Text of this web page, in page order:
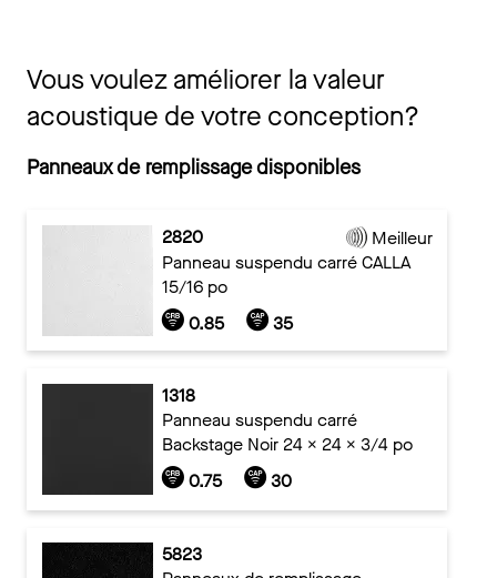
Vous voulez améliorer la valeur
acoustique de votre conception?
Panneaux de remplissage disponibles
2820
Meilleur
Panneau suspendu carré CALLA
15/16 po
0.85
35
1318
Panneau suspendu carré
Backstage Noir 24 × 24 × 3/4 po
0.75
30
5823